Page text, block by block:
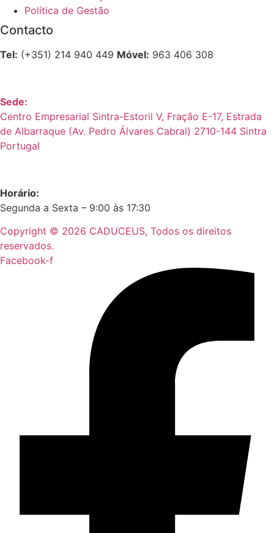
Política de Gestão
Contacto
Tel: (+351) 214 940 449 Móvel: 963 406 308
Sede:
Centro Empresarial Sintra-Estoril V, Fração E-17, Estrada
de Albarraque (Av. Pedro Álvares Cabral) 2710-144 Sintra
Portugal
Horário:
Segunda a Sexta – 9:00 às 17:30
Copyright © 2026 CADUCEUS, Todos os direitos
reservados.
Facebook-f